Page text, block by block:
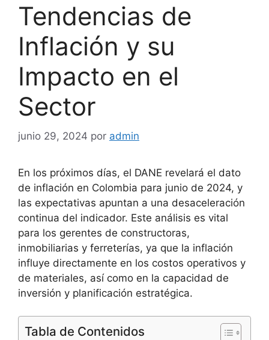
Tendencias de
Inflación y su
Impacto en el
Sector
junio 29, 2024 por admin
En los próximos días, el DANE revelará el dato
de inflación en Colombia para junio de 2024, y
las expectativas apuntan a una desaceleración
continua del indicador. Este análisis es vital
para los gerentes de constructoras,
inmobiliarias y ferreterías, ya que la inflación
influye directamente en los costos operativos y
de materiales, así como en la capacidad de
inversión y planificación estratégica.
Tabla de Contenidos